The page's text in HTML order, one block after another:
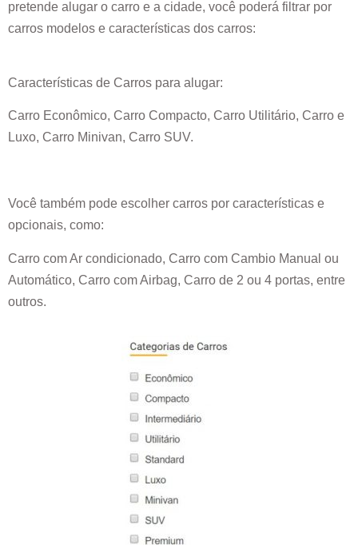
pretende alugar o carro e a cidade, você poderá filtrar por
carros modelos e características dos carros:
Características de Carros para alugar:
Carro Econômico, Carro Compacto, Carro Utilitário, Carro e
Luxo, Carro Minivan, Carro SUV.
Você também pode escolher carros por características e
opcionais, como:
Carro com Ar condicionado, Carro com Cambio Manual ou
Automático, Carro com Airbag, Carro de 2 ou 4 portas, entre
outros.